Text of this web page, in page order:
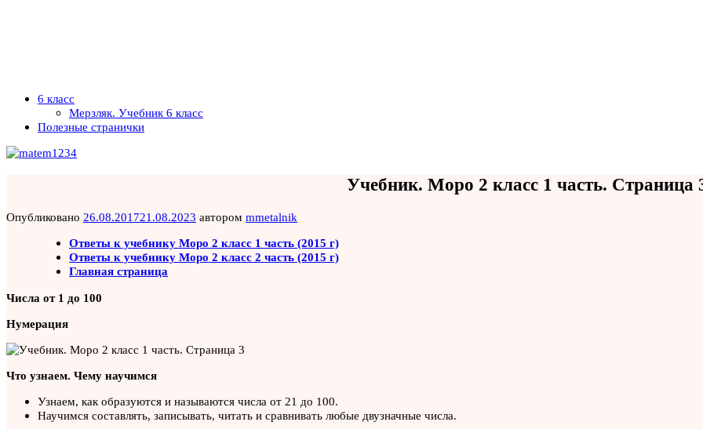
6 класс
Мерзляк. Учебник 6 класс
Полезные странички
Учебник. Моро 2 класс 1 часть. Страница
Опубликовано 26.08.201721.08.2023 автором mmetalnik
Ответы к учебнику Моро 2 класс 1 часть (2015 г)
Ответы к учебнику Моро 2 класс 2 часть (2015 г)
Главная страница
Числа от 1 до 100
Нумерация
Что узнаем. Чему научимся
Узнаем, как образуются и называются числа от 21 до 100.
Научимся составлять, записывать, читать и сравнивать любые двузначные числа.